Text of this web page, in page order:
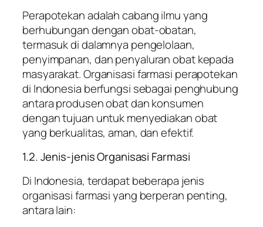
Perapotekan adalah cabang ilmu yang
berhubungan dengan obat-obatan,
termasuk di dalamnya pengelolaan,
penyimpanan, dan penyaluran obat kepada
masyarakat. Organisasi farmasi perapotekan
di Indonesia berfungsi sebagai penghubung
antara produsen obat dan konsumen
dengan tujuan untuk menyediakan obat
yang berkualitas, aman, dan efektif.
1.2. Jenis-jenis Organisasi Farmasi
Di Indonesia, terdapat beberapa jenis
organisasi farmasi yang berperan penting,
antara lain: